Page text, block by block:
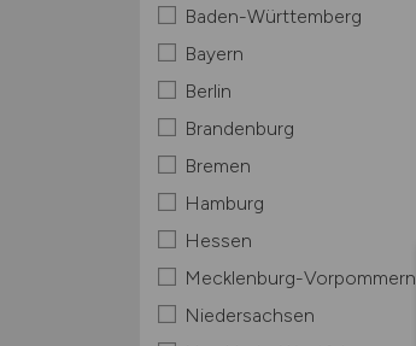
Baden-Württemberg
Bayern
Berlin
Brandenburg
Bremen
Hamburg
Hessen
Mecklenburg-Vorpommern
Niedersachsen